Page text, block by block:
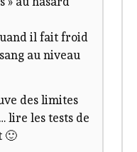
il fait froid
au niveau
des limites
lire les tests de
🙂